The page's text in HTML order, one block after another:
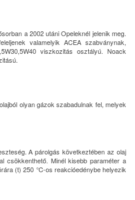
a 2002 utáni Opeleknél jelenik meg.
valamelyik ACEA szabványnak,
viszkozitás osztályú. Noack
olyan gázok szabadulnak fel, melyek
A párolgás következtében az olaj
csökkenthető. Minél kisebb paraméter a
(t) 250 °C-os reakcióedénybe helyezik